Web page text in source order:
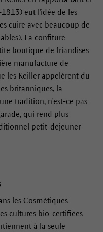
eut l'idée de les
cuire avec beaucoup de
La confiture
boutique de friandises
manufacture de
les Keiller appelèrent du
britanniques, la
tradition, n'est-ce pas
qui rend plus
petit-déjeuner
les Cosmétiques
cultures bio-certifiées
à la seule